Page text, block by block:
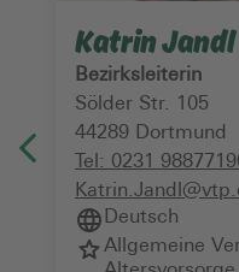
Katrin Jandl
Bezirksleiterin
Sölder Str. 105
44289 Dortmund
Tel: 0231
Deutsch
Allgemeine